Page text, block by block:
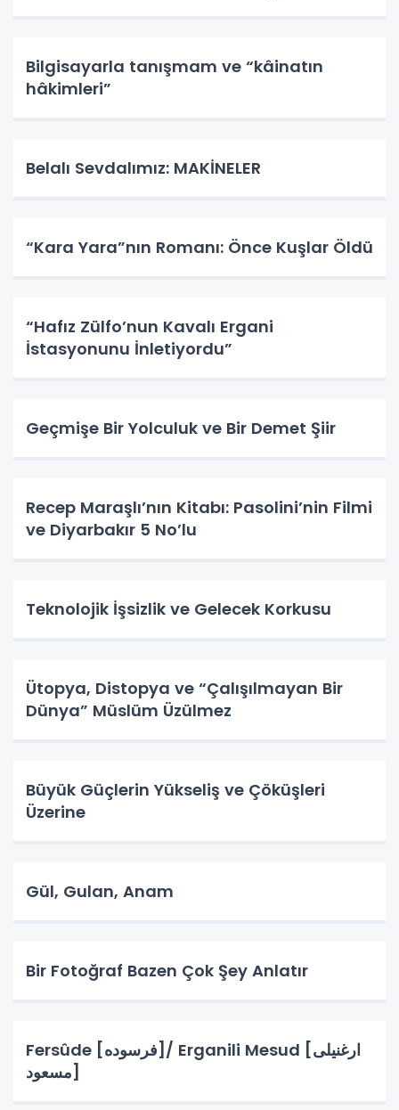
Bilgisayarla tanışmam ve “kâinatın
hâkimleri”
Belalı Sevdalımız: MAKİNELER
“Kara Yara”nın Romanı: Önce Kuşlar Öldü
“Hafız Zülfo’nun Kavalı Ergani
İstasyonunu İnletiyordu”
Geçmişe Bir Yolculuk ve Bir Demet Şiir
Recep Maraşlı’nın Kitabı: Pasolini’nin Filmi
ve Diyarbakır 5 No’lu
Teknolojik İşsizlik ve Gelecek Korkusu
Ütopya, Distopya ve “Çalışılmayan Bir
Dünya” Müslüm Üzülmez
Büyük Güçlerin Yükseliş ve Çöküşleri
Üzerine
Gül, Gulan, Anam
Bir Fotoğraf Bazen Çok Şey Anlatır
Fersûde [فرسوده]/ Erganili Mesud [ارغنيلى
مسعود]